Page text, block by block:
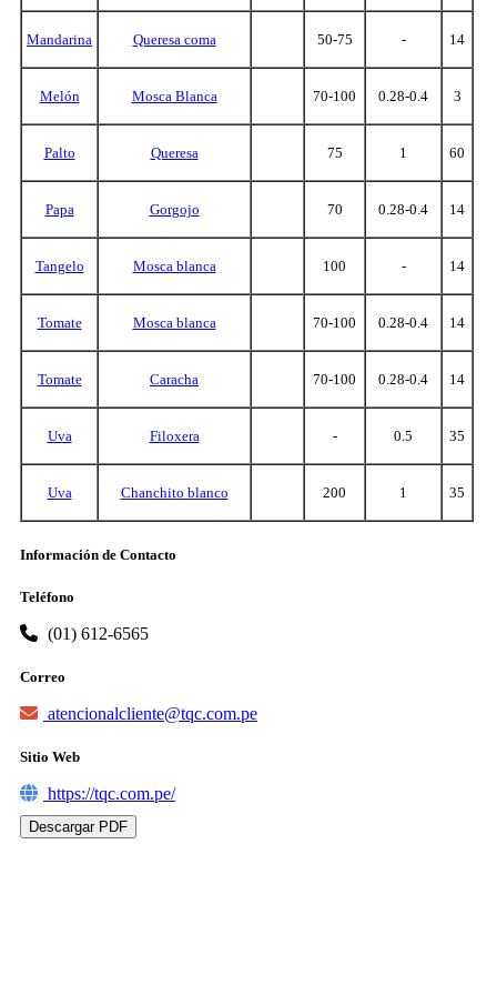
Mandarina Queresa coma 50-75 - 14
Melón Mosca Blanca 70-100 0.28-0.4 3
Palto Queresa 75 1 60
Papa Gorgojo 70 0.28-0.4 14
Tangelo Mosca blanca 100 - 14
Tomate Mosca blanca 70-100 0.28-0.4 14
Tomate Caracha 70-100 0.28-0.4 14
Uva Filoxera - 0.5 35
Uva Chanchito blanco 200 1 35
Información de Contacto
Teléfono
(01) 612-6565
Correo
atencionalcliente@tqc.com.pe
Sitio Web
https://tqc.com.pe/
Descargar PDF